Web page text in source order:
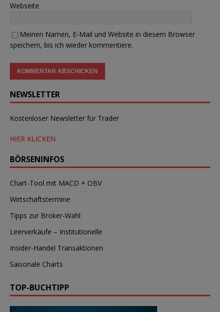
Webseite
Meinen Namen, E-Mail und Website in diesem Browser
speichern, bis ich wieder kommentiere.
NEWSLETTER
Kostenloser Newsletter für Trader
HIER KLICKEN
BÖRSENINFOS
Chart-Tool mit MACD + OBV
Wirtschaftstermine
Tipps zur Broker-Wahl
Leerverkäufe – Institutionelle
Insider-Handel Transaktionen
Saisonale Charts
TOP-BUCHTIPP